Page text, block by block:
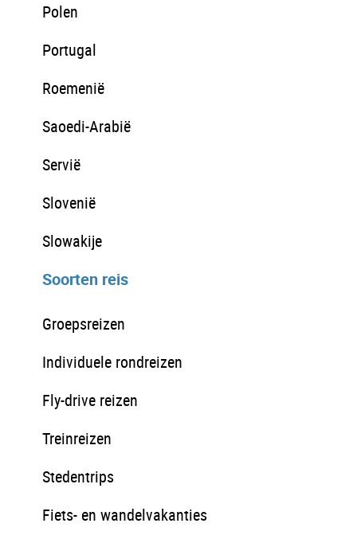
Polen
Portugal
Roemenië
Saoedi-Arabië
Servië
Slovenië
Slowakije
Soorten reis
Groepsreizen
Individuele rondreizen
Fly-drive reizen
Treinreizen
Stedentrips
Fiets- en wandelvakanties